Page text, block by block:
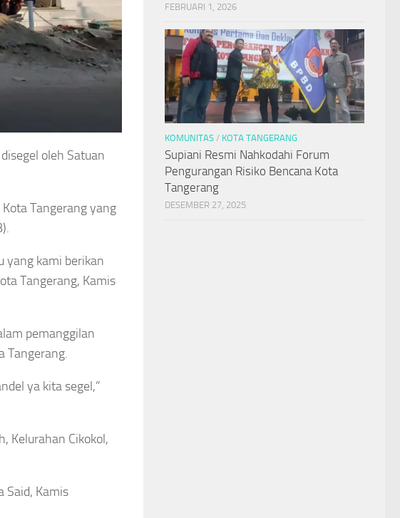
oleh Satuan
Tangerang yang
yang kami berikan
Tangerang, Kamis
pemanggilan
Tangerang.
ya kita segel,”
Kelurahan Cikokol,
Said, Kamis
FEBRUARI 1, 2026
KOMUNITAS / KOTA TANGERANG
Supiani Resmi Nahkodahi Forum
Pengurangan Risiko Bencana Kota
Tangerang
DESEMBER 27, 2025